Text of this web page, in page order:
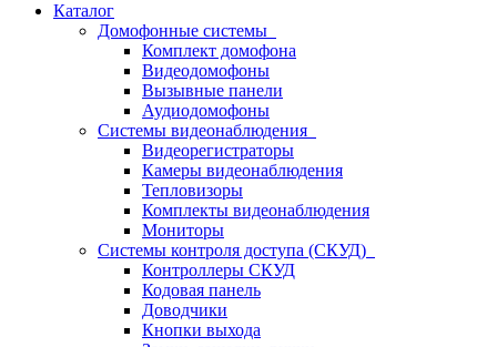
Каталог
Домофонные системы
Комплект домофона
Видеодомофоны
Вызывные панели
Аудиодомофоны
Системы видеонаблюдения
Видеорегистраторы
Камеры видеонаблюдения
Тепловизоры
Комплекты видеонаблюдения
Мониторы
Системы контроля доступа (СКУД)
Контроллеры СКУД
Кодовая панель
Доводчики
Кнопки выхода